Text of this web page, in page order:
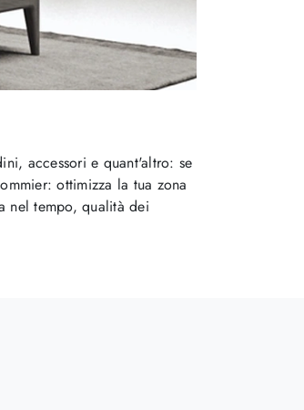
accessori e quant'altro: se
ottimizza la tua zona
nel tempo, qualità dei